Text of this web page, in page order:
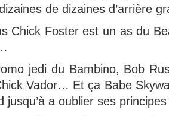
de dizaines d’arrière
Chick Foster est un as du
jedi du Bambino, Bob
Vador… Et ça Babe
jusqu’à a oublier ses